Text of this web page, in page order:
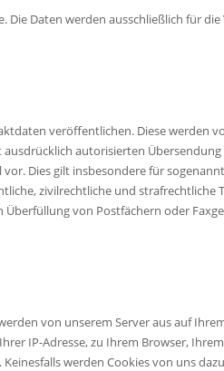
Die Daten werden ausschließlich für
veröffentlichen. Diese werden
autorisierten
Dies gilt insbesondere für
zivilrechtliche und strafrechtliche
von Postfächern oder
von unserem Server aus auf
IP-Adresse, zu Ihrem Browser,
werden Cookies von uns